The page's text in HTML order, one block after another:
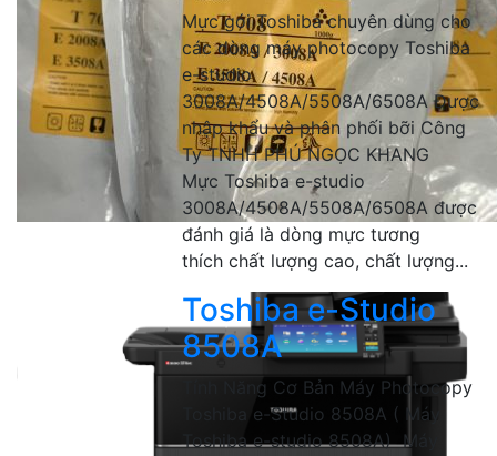
Mực gói Toshiba chuyên dùng cho
các dòng máy photocopy Toshiba
e-studio
3008A/4508A/5508A/6508A Được
nhập khẩu và phân phối bỡi Công
Ty TNHH PHÚ NGỌC KHANG
Mực Toshiba e-studio
3008A/4508A/5508A/6508A được
đánh giá là dòng mực tương
thích chất lượng cao, chất lượng...
Toshiba e-Studio
8508A
Tính Năng Cơ Bản Máy Photocopy
Toshiba e-Studio 8508A ( Máy
Toshiba e-studio 8508A) Máy